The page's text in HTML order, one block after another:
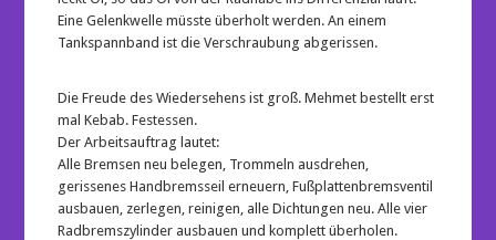
Eine Gelenkwelle müsste überholt werden. An einem
Tankspannband ist die Verschraubung abgerissen.
Die Freude des Wiedersehens ist groß. Mehmet bestellt erst
mal Kebab. Festessen.
Der Arbeitsauftrag lautet:
Alle Bremsen neu belegen, Trommeln ausdrehen,
gerissenes Handbremsseil erneuern, Fußplattenbremsventil
ausbauen, zerlegen, reinigen, alle Dichtungen neu. Alle vier
Radbremszylinder ausbauen und komplett überholen.